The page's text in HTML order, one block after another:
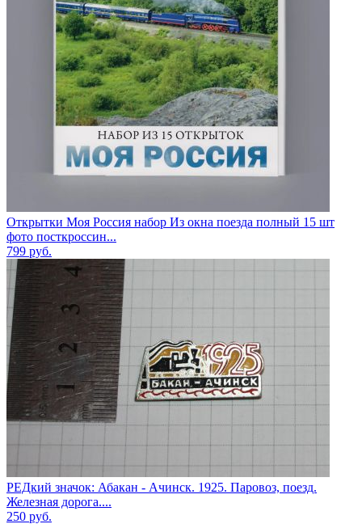
Открытки Моя Россия набор Из окна поезда полный 15 шт
фото посткроссин...
799 руб.
РЕДкий значок: Абакан - Ачинск. 1925. Паровоз, поезд.
Железная дорога....
250 руб.